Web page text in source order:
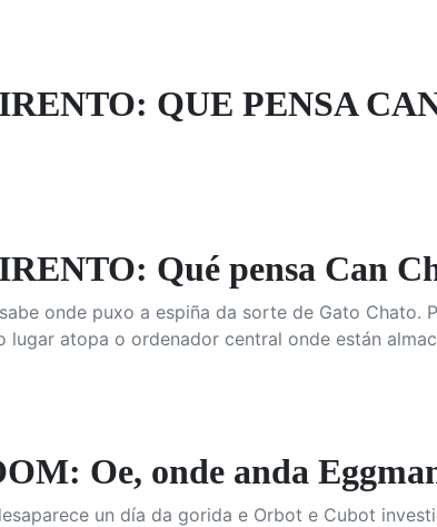
QUE PENSA
Qué pensa Can
onde puxo a espiña da sorte de Gato Chato.
lugar atopa o ordenador central onde están
Oe, onde anda
un día da gorida e Orbot e Cubot